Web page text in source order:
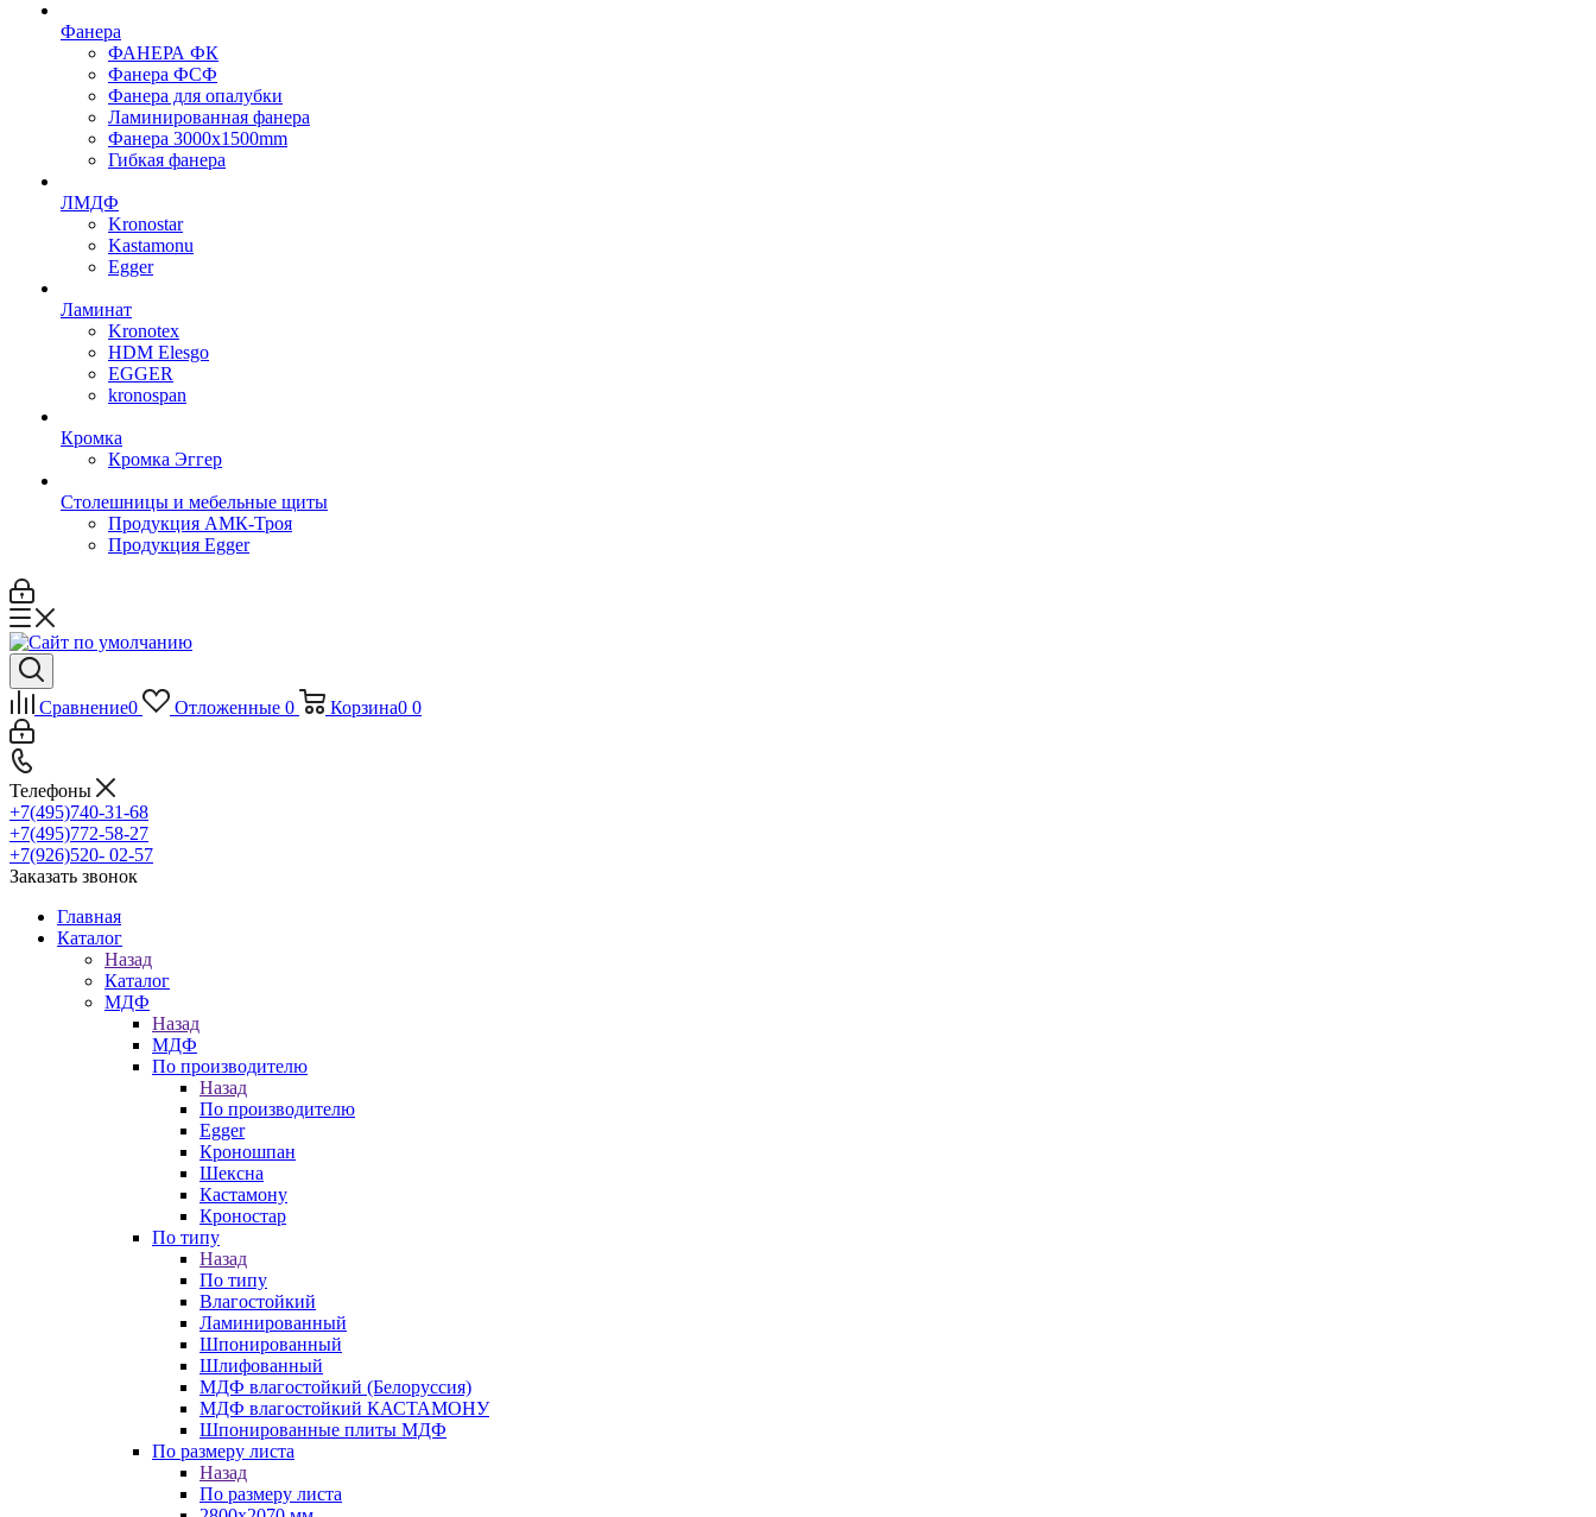
Фанера
ФАНЕРА ФК
Фанера ФСФ
Фанера для опалубки
Ламинированная фанера
Фанера 3000х1500mm
Гибкая фанера
ЛМДФ
Kronostar
Kastamonu
Egger
Ламинат
Kronotex
HDM Elesgo
EGGER
kronospan
Кромка
Кромка Эггер
Столешницы и мебельные щиты
Продукция АМК-Троя
Продукция Egger
Сравнение0 Отложенные 0 Корзина0 0
Телефоны
+7(495)740-31-68
+7(495)772-58-27
+7(926)520- 02-57
Заказать звонок
Главная
Каталог
Назад
Каталог
МДФ
Назад
МДФ
По производителю
Назад
По производителю
Egger
Кроношпан
Шексна
Кастамону
Кроностар
По типу
Назад
По типу
Влагостойкий
Ламинированный
Шпонированный
Шлифованный
МДФ влагостойкий (Белоруссия)
МДФ влагостойкий КАСТАМОНУ
Шпонированные плиты МДФ
По размеру листа
Назад
По размеру листа